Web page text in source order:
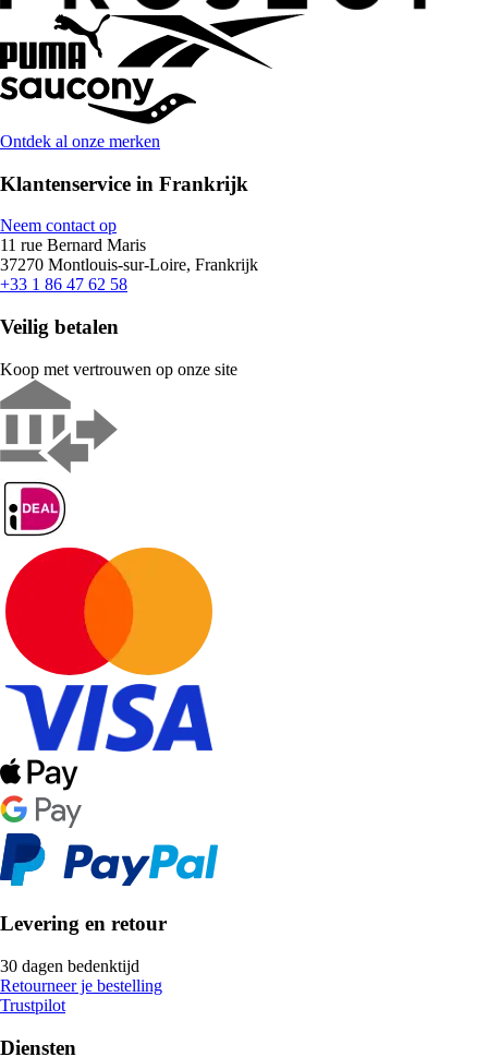
Ontdek al onze merken
Klantenservice in Frankrijk
Neem contact op
11 rue Bernard Maris
37270 Montlouis-sur-Loire, Frankrijk
+33 1 86 47 62 58
Veilig betalen
Koop met vertrouwen op onze site
Levering en retour
30 dagen bedenktijd
Retourneer je bestelling
Trustpilot
Diensten